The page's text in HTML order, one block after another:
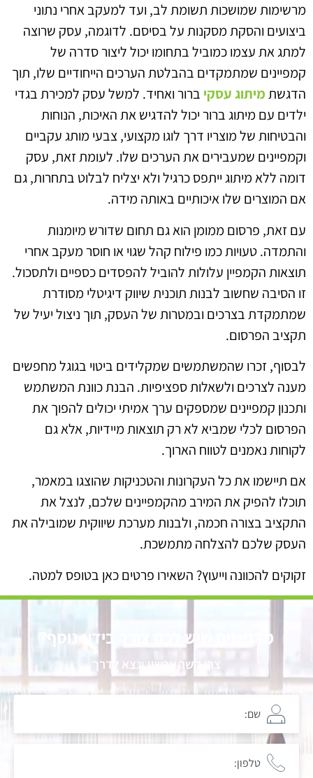
מרשימות שמושכות תשומת לב, ועד למעקב אחרי נתוני
ביצועים והסקת מסקנות על בסיסם. לדוגמה, עסק שרוצה
למתג את עצמו כמוביל בתחומו יכול ליצור סדרה של
קמפיינים שמתמקדים בהבלטת הערכים הייחודיים שלו, תוך
הדגשתמיתוג עסקי ברור ואחיד. למשל עסק למכירת בגדי
ילדים עם מיתוג ברור יכול להדגיש את האיכות, הנוחות
והבטיחות של מוצריו דרך לוגו מקצועי, צבעי מותג עקביים
וקמפיינים שמעבירים את הערכים שלו. לעומת זאת, עסק
דומה ללא מיתוג ייתפס כרגיל ולא יצליח לבלוט בתחרות, גם
אם המוצרים שלו איכותיים באותה מידה.
עם זאת, פרסום ממומן הוא גם תחום שדורש מיומנות
והתמדה. טעויות כמו פילוח קהל שגוי או חוסר מעקב אחרי
תוצאות הקמפיין עלולות להוביל להפסדים כספיים ולתסכול.
זו הסיבה שחשוב לבנות תוכנית שיווק דיגיטלי מסודרת
שמתמקדת בצרכים ובמטרות של העסק, תוך ניצול יעיל של
תקציב הפרסום.
לבסוף, זכרו שהמשתמשים שמקלידים ביטוי בגוגל מחפשים
מענה לצרכים ולשאלות ספציפיות. הבנת כוונת המשתמש
ותכנון קמפיינים שמספקים ערך אמיתי יכולים להפוך את
הפרסום לכלי שמביא לא רק תוצאות מיידיות, אלא גם
לקוחות נאמנים לטווח הארוך.
אם תיישמו את כל העקרונות והטכניקות שהוצגו במאמר,
תוכלו להפיק את המירב מהקמפיינים שלכם, לנצל את
התקציב בצורה חכמה, ולבנות מערכת שיווקית שמובילה את
העסק שלכם להצלחה מתמשכת.
זקוקים להכוונה וייעוץ? השאירו פרטים כאן בטופס למטה.
מרגישים שיש לכם צורך בידע נוסף?
צרו קשר עכשיו ונצא לדרך